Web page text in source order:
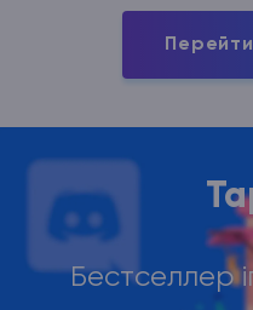
Бестселлер